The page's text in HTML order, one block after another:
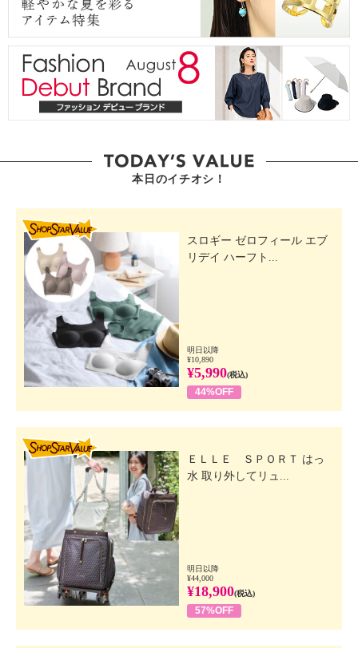
本日のイチオシ！
スロギー ゼロフィール エブ
リデイ ハーフト...
明日以降
¥10,890
¥5,990(税込)
44%OFF
ＥＬＬＥ ＳＰＯＲＴ はっ
水 取り外してリュ...
明日以降
¥44,000
¥18,900(税込)
57%OFF